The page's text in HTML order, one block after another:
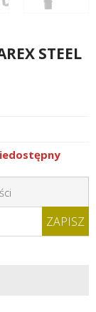
STEEL
ZAPISZ